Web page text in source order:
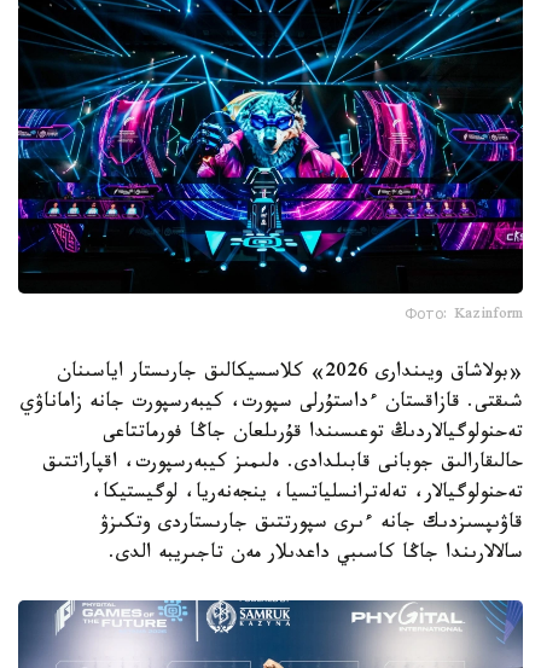
Фото: Kazinform
«بولاشاق ويىندارى 2026» كلاسسيكالىق جارىستار اياسىنان
شىقتى. قازاقستان ءداستۇرلى سپورت، كيبەرسپورت جانە زاماناۋي
تەحنولوگيالاردىڭ توعىسىندا قۇرىلعان جاڭا فورماتتاعى
حالىقارالىق جوبانى قابىلدادى. ەلىمىز كيبەرسپورت، اقپاراتتىق
تەحنولوگيالار، تەلەترانسلياتسيا، ينجەنەريا، لوگيستيكا،
قاۋىپسىزدىك جانە ءىرى سپورتتىق جارىستاردى وتكىزۋ
سالالارىندا جاڭا كاسىبي داعدىلار مەن تاجىريبە الدى.